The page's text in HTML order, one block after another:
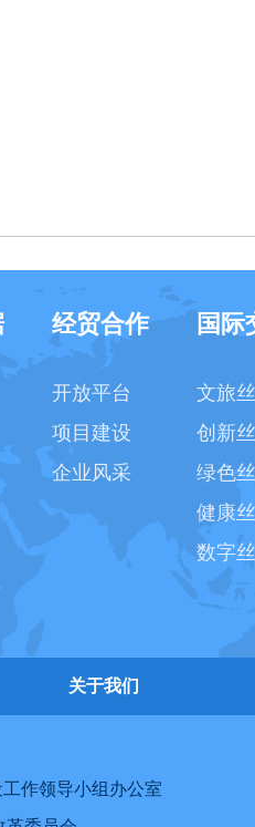
经贸合作
开放平台
项目建设
企业风采
国际
文旅
创新
绿色
健康
数字
关于我们
作领导小组办公室